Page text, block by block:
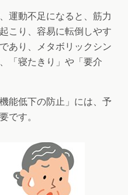
運動不足になると、筋力
こり、容易に転倒しやす
あり、メタボリックシン
「寝たきり」や「要介
能低下の防止」には、予
です。